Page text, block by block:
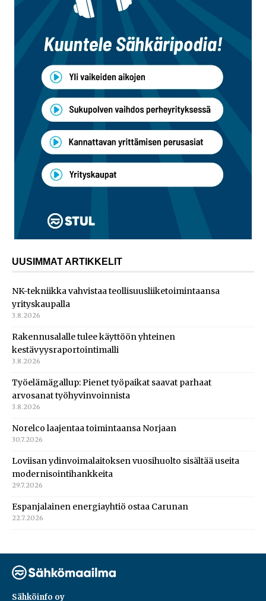
UUSIMMAT ARTIKKELIT
NK-tekniikka vahvistaa teollisuusliiketoimintaansa
yrityskaupalla
3.8.2026
Rakennusalalle tulee käyttöön yhteinen
kestävyysraportointimalli
3.8.2026
Työelämägallup: Pienet työpaikat saavat parhaat
arvosanat työhyvinvoinnista
3.8.2026
Norelco laajentaa toimintaansa Norjaan
30.7.2026
Loviisan ydinvoimalaitoksen vuosihuolto sisältää useita
modernisointihankkeita
29.7.2026
Espanjalainen energiayhtiö ostaa Carunan
22.7.2026
Sähköinfo oy